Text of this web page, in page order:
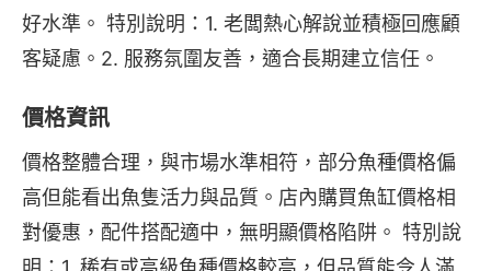
好水準。 特別說明：1. 老闆熱心解說並積極回應顧
客疑慮。2. 服務氛圍友善，適合長期建立信任。
價格資訊
價格整體合理，與市場水準相符，部分魚種價格偏
高但能看出魚隻活力與品質。店內購買魚缸價格相
對優惠，配件搭配適中，無明顯價格陷阱。 特別說